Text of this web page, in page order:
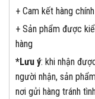
+ Cam kết hàng
+ Sản phẩm được
hàng
*Lưu ý: khi nhận
người nhận, sản
nơi gửi hàng tránh